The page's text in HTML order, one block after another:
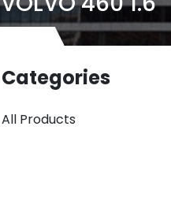
Categories
All Products